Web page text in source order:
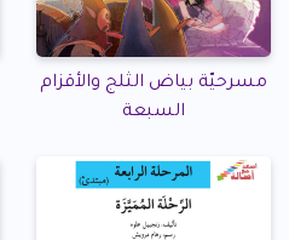
مسرحيّة بياض الثلج والأقزام
السبعة